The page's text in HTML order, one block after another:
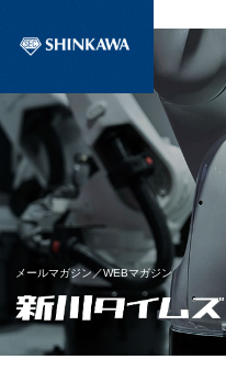
メールマガジン／WEBマガジン